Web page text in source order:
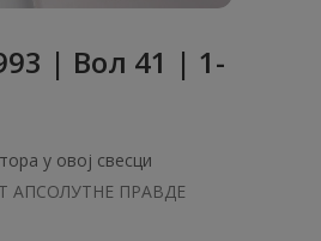
| Вол 41 | 1-
у овој свесци
АПСОЛУТНЕ ПРАВДЕ